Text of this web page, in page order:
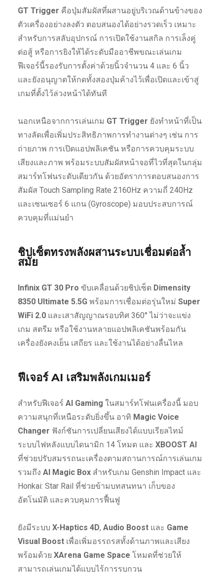
GT Trigger คือปุ่มสัมผัสที่ผสานอยู่บริเวณด้านข้างของ
ตัวเครื่องอย่างลงตัว ตอบสนองได้อย่างรวดเร็ว เหมาะ
สำหรับการสลับอุปกรณ์ การเปิดใช้งานสกิล การเล็งคู่
ต่อสู้ หรือการยิงให้ได้ระดับมืออาชีพขณะเล่นเกม
ฟีเจอร์นี้รองรับการตั้งค่าด้วยนิ้วจำนวน 4 และ 6 นิ้ว
และยังอนุญาตให้กดทั้งสองปุ่มค้างไว้เพื่อเปิดและเข้าสู่
เกมที่ตั้งไว้ล่วงหน้าได้ทันที
นอกเหนือจากการเล่นเกม GT Trigger ยังทำหน้าที่เป็น
ทางลัดเพื่อเพิ่มประสิทธิภาพการทำงานต่างๆ เช่น การ
ถ่ายภาพ การเปิดแอปพลิเคชัน หรือการควบคุมระบบ
เสียงและภาพ พร้อมระบบสัมผัสหน้าจอที่ไวที่สุดในกลุ่ม
สมาร์ทโฟนระดับเดียวกัน ด้วยอัตราการตอบสนองการ
สัมผัส Touch Sampling Rate 2160Hz ความถี่ 240Hz
และเซนเซอร์ 6 แกน (Gyroscope) มอบประสบการณ์
ควบคุมที่แม่นยำ
ชิปเซ็ตทรงพลังผสานระบบเชื่อมต่อล้ำ
สมัย
Infinix GT 30 Pro ขับเคลื่อนด้วยชิปเซ็ต Dimensity
8350 Ultimate 5.5Gพร้อมการเชื่อมต่อรุ่นใหม่ Super
WiFi 2.0และเสาสัญญาณรอบทิศ 360° ไม่ว่าจะแข่ง
เกม สตรีม หรือใช้งานหลายแอปพลิเคชันพร้อมกัน
เครื่องยังคงเย็น เสถียร และใช้งานได้อย่างลื่นไหล
ฟีเจอร์ AI เสริมพลังเกมเมอร์
สำหรับฟีเจอร์ AI Gaming ในสมาร์ทโฟนเครื่องนี้ มอบ
ความสนุกที่เหนือระดับยิ่งขึ้น อาทิ Magic Voice
Changer ฟังก์ชันการเปลี่ยนเสียงได้แบบเรียลไทม์
ระบบไฟหลังแบบไดนามิก 14 โหมด และ XBOOST AI
ที่ช่วยปรับสมรรถนะเครื่องตามสถานการณ์การเล่นเกม
รวมถึง AI Magic Boxสำหรับเกม Genshin Impact และ
Honkai: Star Rail ที่ช่วยข้ามบทสนทนา เก็บของ
อัตโนมัติ และควบคุมการฟื้นฟู
ยังมีระบบ X-Haptics 4D, Audio Boostและ Game
Visual Boostเพื่อเพิ่มอรรถรสทั้งด้านภาพและเสียง
พร้อมด้วย XArena Game Space โหมดที่ช่วยให้
สามารถเล่นเกมได้แบบไร้การรบกวน